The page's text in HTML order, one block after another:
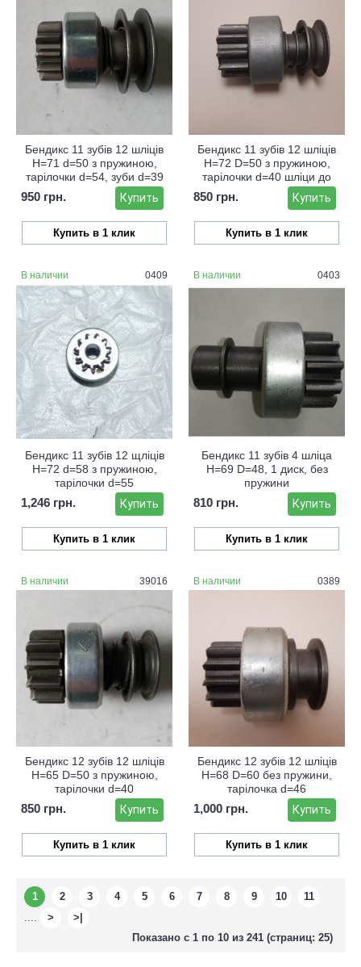
Бендикс 11 зубів 12 шліців
Н=71 d=50 з пружиною,
тарілочки d=54, зуби d=39
950 грн. Купить
Купить в 1 клик
Бендикс 11 зубів 12 шліців
Н=72 D=50 з пружиною,
тарілочки d=40 шліци до
850 грн. Купить
Купить в 1 клик
В наличии 0409
Бендикс 11 зубів 12 щліців
Н=72 d=58 з пружиною,
тарілочки d=55
1,246 грн. Купить
Купить в 1 клик
В наличии 0403
Бендикс 11 зубів 4 шліца
Н=69 D=48, 1 диск, без
пружини
810 грн. Купить
Купить в 1 клик
В наличии 39016
Бендикс 12 зубів 12 шліців
H=65 D=50 з пружиною,
тарілочки d=40
850 грн. Купить
Купить в 1 клик
В наличии 0389
Бендикс 12 зубів 12 шліців
H=68 D=60 без пружини,
тарілочка d=46
1,000 грн. Купить
Купить в 1 клик
1 2 3 4 5 6 7 8 9 10
11
....
>
>|
Показано с 1 по 10 из 241 (страниц: 25)